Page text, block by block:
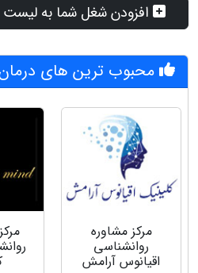
افزودن شغل شما به لیست
محبوب ترین های
مرکز مشاوره
روانشناسی
اقیانوس آرامش